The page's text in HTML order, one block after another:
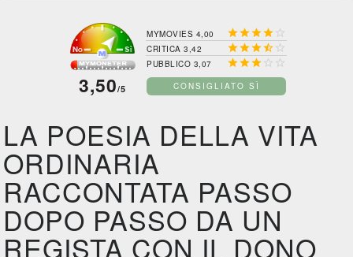
3,50/5
MYMOVIES 4,00  
CRITICA 3,42  
PUBBLICO 3,07   
CONSIGLIATO SÌ
LA POESIA DELLA VITA
ORDINARIA
RACCONTATA PASSO
DOPO PASSO DA UN
REGISTA CON IL DONO